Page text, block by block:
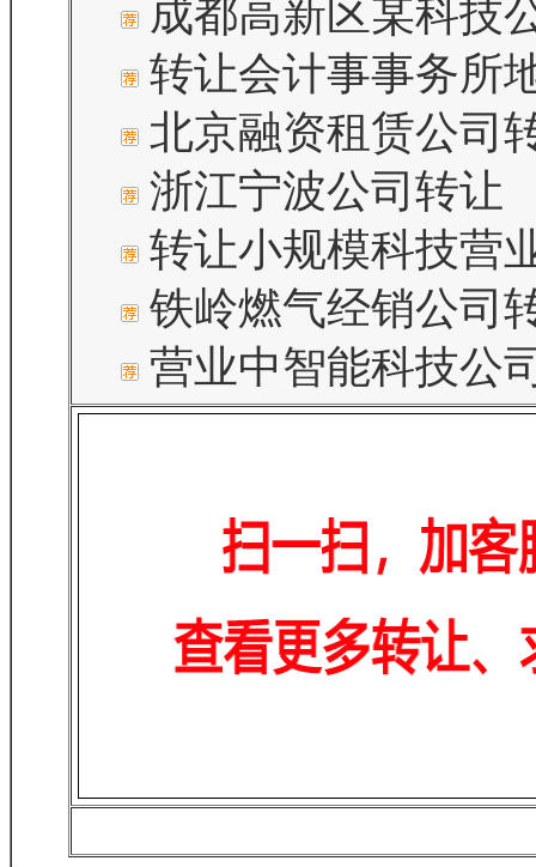
成都高新区某科技
转让会计事事务所
北京融资租赁公司
浙江宁波公司转让
转让小规模科技营
铁岭燃气经销公司
营业中智能科技公